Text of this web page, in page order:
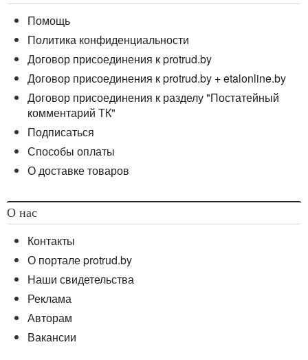
Помощь
Политика конфиденциальности
Договор присоединения к protrud.by
Договор присоединения к protrud.by + etalonline.by
Договор присоединения к разделу "Постатейный
комментарий ТК"
Подписаться
Способы оплаты
О доставке товаров
О нас
Контакты
О портале protrud.by
Наши свидетельства
Реклама
Авторам
Вакансии